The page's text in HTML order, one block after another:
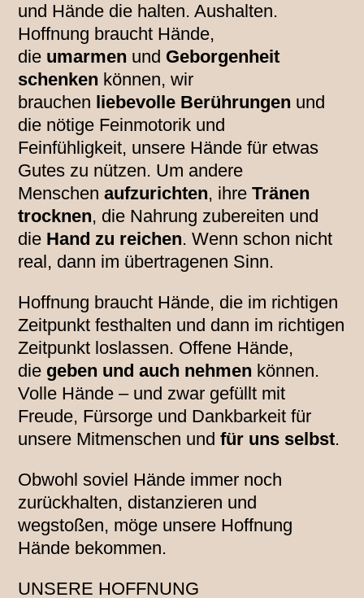
und Hände die halten. Aushalten.
Hoffnung braucht Hände,
die umarmen und Geborgenheit
schenken können, wir
brauchen liebevolle Berührungen und
die nötige Feinmotorik und
Feinfühligkeit, unsere Hände für etwas
Gutes zu nützen. Um andere
Menschenaufzurichten, ihreTränen
trocknen, die Nahrung zubereiten und
die Hand zu reichen. Wenn schon nicht
real, dann im übertragenen Sinn.
Hoffnung braucht Hände, die im richtigen
Zeitpunkt festhalten und dann im richtigen
Zeitpunkt loslassen. Offene Hände,
die geben und auch nehmen können.
Volle Hände – und zwar gefüllt mit
Freude, Fürsorge und Dankbarkeit für
unsere Mitmenschen undfür uns selbst.
Obwohl soviel Hände immer noch
zurückhalten, distanzieren und
wegstoßen, möge unsere Hoffnung
Hände bekommen.
UNSERE HOFFNUNG